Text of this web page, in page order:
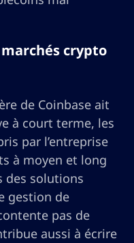
crypto
de Coinbase ait
à court terme, les
par l’entreprise
à moyen et long
des solutions
gestion de
pas de
aussi à écrire